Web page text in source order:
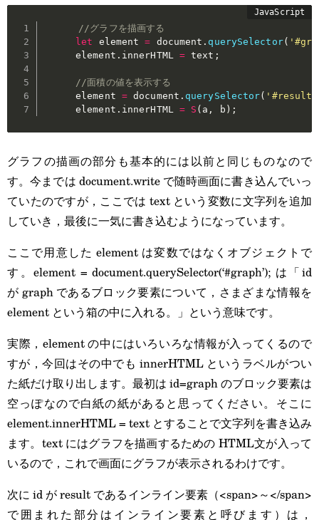
//グラフを描画する
let element = document . querySelector(
      element
. innerHTML = text ;
//面積の値を表示する
      element
= document . querySelector( '#result'
      element
. innerHTML = S ( a , b ) ;
グラフの描画の部分も基本的には以前と同じものなので
す。今までは document.write で随時画面に書き込んでいっ
ていたのですが，ここでは text という変数に文字列を追加
していき，最後に一気に書き込むようになっています。
ここで用意した element は変数ではなくオブジェクトで
す。element = document.querySelector(‘#graph’); は「id
が graph であるブロック要素について，さまざまな情報を
element という箱の中に入れる。」という意味です。
実際，element の中にはいろいろな情報が入ってくるので
すが，今回はその中でも innerHTML というラベルがつい
た紙だけ取り出します。最初は id=graph のブロック要素は
空っぽなので白紙の紙があると思ってください。そこに
element.innerHTML = text とすることで文字列を書き込み
ます。text にはグラフを描画するための HTML文が入って
いるので，これで画面にグラフが表示されるわけです。
次に id が result であるインライン要素（<span>～</span>
で囲まれた部分はインライン要素と呼びます）は，